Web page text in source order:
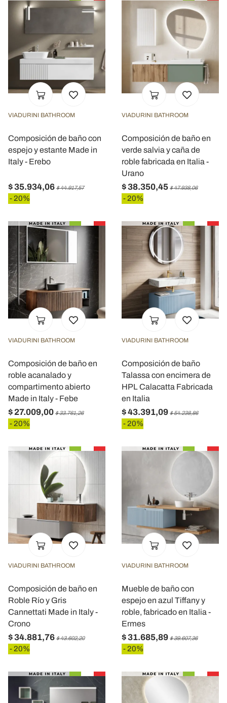
VIADURINI BATHROOM
Composición de baño con
espejo y estante Made in
Italy - Erebo
$ 35.934,06 $ 44.917,57
- 20%
VIADURINI BATHROOM
Composición de baño en
verde salvia y caña de
roble fabricada en Italia -
Urano
$ 38.350,45 $ 47.938,06
- 20%
VIADURINI BATHROOM
Composición de baño en
roble acanalado y
compartimento abierto
Made in Italy - Febe
$ 27.009,00 $ 33.761,26
- 20%
VIADURINI BATHROOM
Composición de baño
Talassa con encimera de
HPL Calacatta Fabricada
en Italia
$ 43.391,09 $ 54.238,86
- 20%
VIADURINI BATHROOM
Composición de baño en
Roble Río y Gris
Cannettati Made in Italy -
Crono
$ 34.881,76 $ 43.602,20
- 20%
VIADURINI BATHROOM
Mueble de baño con
espejo en azul Tiffany y
roble, fabricado en Italia -
Ermes
$ 31.685,89 $ 39.607,36
- 20%